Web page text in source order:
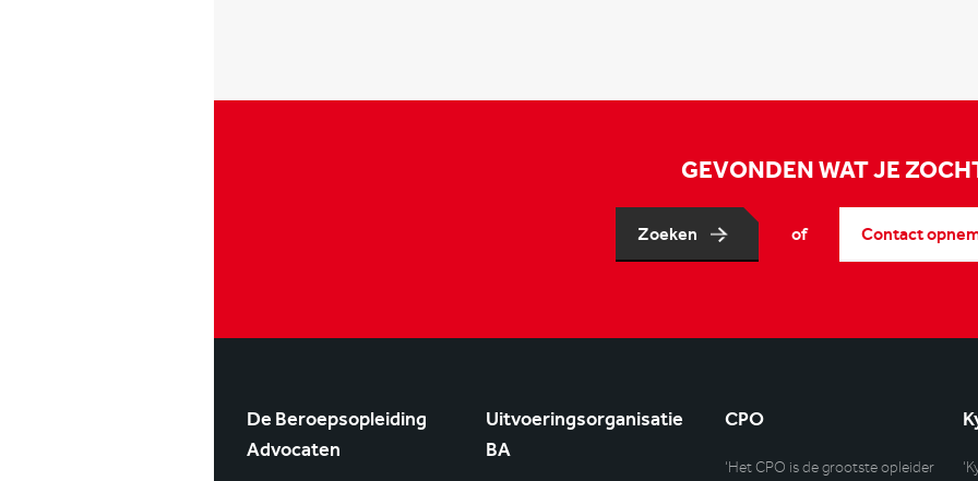
GEVONDEN WAT JE
Zoeken of Contact
De Beroepsopleiding
Advocaten
Uitvoeringsorganisatie
BA
CPO
‘Het CPO is de grootste opleider